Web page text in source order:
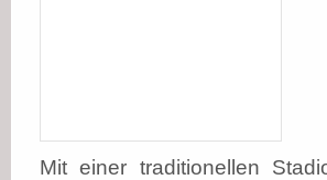
Mit einer traditionellen